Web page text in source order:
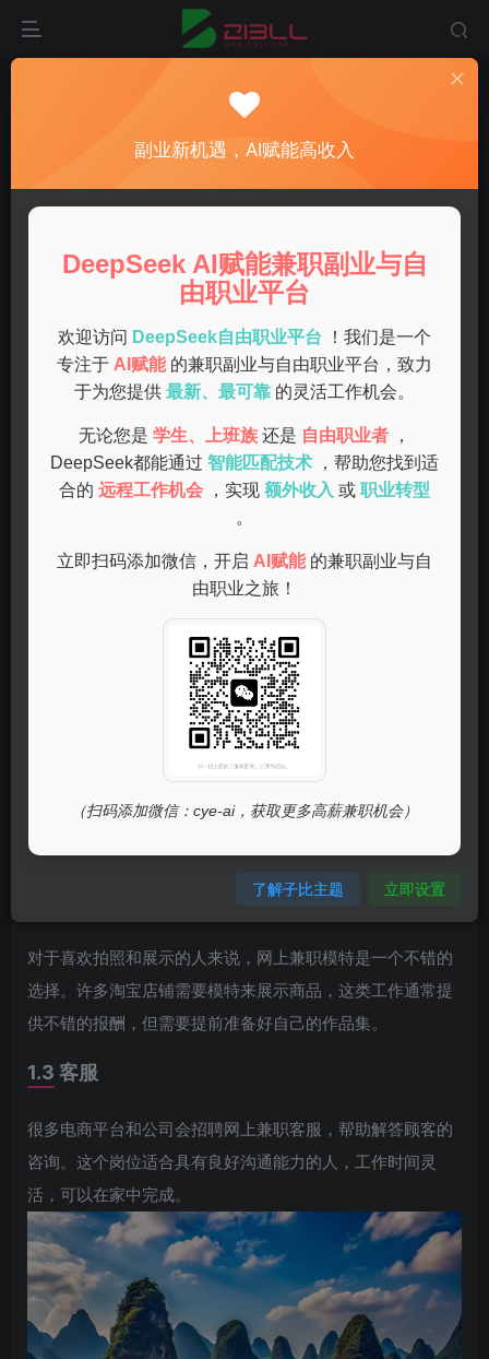
最靠谱的网上兼职指南，适合各类人群轻松赚钱
关注 私信
在现代社会，随着互联网的发展，越来越多的人希望通过网
上兼职来增加收入。网上兼职的种类繁多，良莠不齐，选择
一个靠谱的方式至关重要。本文将为你介绍一些最靠谱的网
上兼职类型和注意事项，帮助你轻松赚钱。
网上兼职的热门类型
1.1 打字员
字输入。这个工作适合打字速度快、注意力集中的人。虽然
对于喜欢拍照和展示的人来说，网上兼职模特是一个不错的
选择。许多淘宝店铺需要模特来展示商品，这类工作通常提
供不错的报酬，但需要提前准备好自己的作品集。
1.3 客服
很多电商平台和公司会招聘网上兼职客服，帮助解答顾客的
咨询。这个岗位适合具有良好沟通能力的人，工作时间灵
活，可以在家中完成。
副业新机遇，AI赋能高收入
DeepSeek AI赋能兼职副业与自
由职业平台
欢迎访问 DeepSeek自由职业平台
！我们是一个
专注于 AI赋能 的兼职副业与自由职业平台，致力
于为您提供 最新、最可靠 的灵活工作机会。
无论您是 学生、上班族 还是 自由职业者
，
DeepSeek都能通过 智能匹配技术
，帮助您找到适
合的 远程工作机会 ，实现 额外收入 或 职业转型
。
立即扫码添加微信，开启 AI赋能 的兼职副业与自
由职业之旅！
（扫码添加微信：cye-ai，获取更多高薪兼职机会）
了解子比主题 立即设置